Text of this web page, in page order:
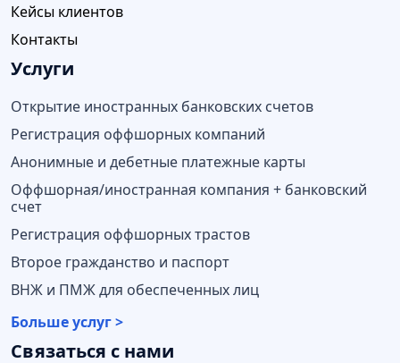
Кейсы клиентов
Контакты
Услуги
Открытие иностранных банковских счетов
Регистрация оффшорных компаний
Анонимные и дебетные платежные карты
Оффшорная/иностранная компания + банковский
счет
Регистрация оффшорных трастов
Второе гражданство и паспорт
ВНЖ и ПМЖ для обеспеченных лиц
Больше услуг >
Связаться с нами